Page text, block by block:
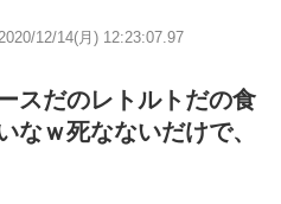
12/14(月) 12:23:07.97
スだのレトルトだの食
なｗ死なないだけで、